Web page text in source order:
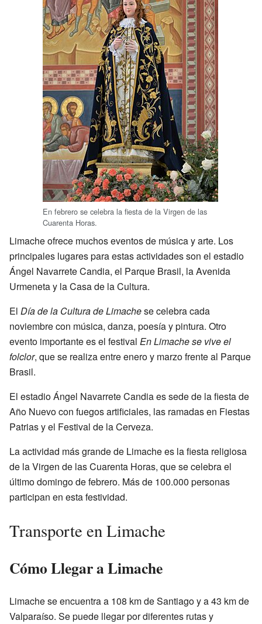
En febrero se celebra la fiesta de la Virgen de las
Cuarenta Horas.
Limache ofrece muchos eventos de música y arte. Los
principales lugares para estas actividades son el estadio
Ángel Navarrete Candia, el Parque Brasil, la Avenida
Urmeneta y la Casa de la Cultura.
El Día de la Cultura de Limachese celebra cada
noviembre con música, danza, poesía y pintura. Otro
evento importante es el festival En Limache se vive el
folclor, que se realiza entre enero y marzo frente al Parque
Brasil.
El estadio Ángel Navarrete Candia es sede de la fiesta de
Año Nuevo con fuegos artificiales, las ramadas en Fiestas
Patrias y el Festival de la Cerveza.
La actividad más grande de Limache es la fiesta religiosa
de la Virgen de las Cuarenta Horas, que se celebra el
último domingo de febrero. Más de 100.000 personas
participan en esta festividad.
Transporte en Limache
Cómo Llegar a Limache
Limache se encuentra a 108 km de Santiago y a 43 km de
Valparaíso. Se puede llegar por diferentes rutas y